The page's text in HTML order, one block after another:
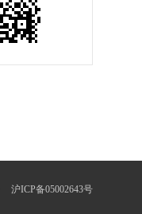
沪ICP备05002643号